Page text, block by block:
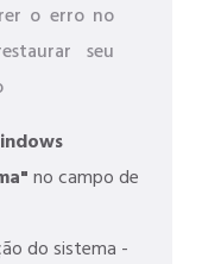
o erro no
seu
no campo de
do sistema -